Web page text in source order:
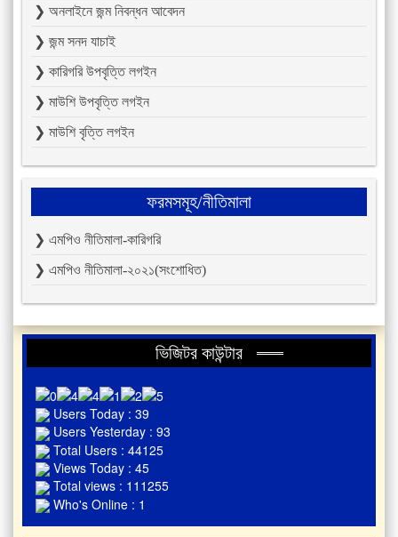
❯ অনলাইনে জন্ম নিবন্ধন আবেদন
❯ জন্ম সনদ যাচাই
❯ কারিগরি উপবৃত্তি লগইন
❯ মাউশি উপবৃত্তি লগইন
❯ মাউশি বৃত্তি লগইন
ফরমসমূহ/নীতিমালা
❯ এমপিও নীতিমালা-কারিগরি
❯ এমপিও নীতিমালা-২০২১(সংশোধিত)
ভিজিটর কাউন্টার
Users Today : 39
Users Yesterday : 93
Total Users : 44125
Views Today : 45
Total views : 111255
Who's Online : 1